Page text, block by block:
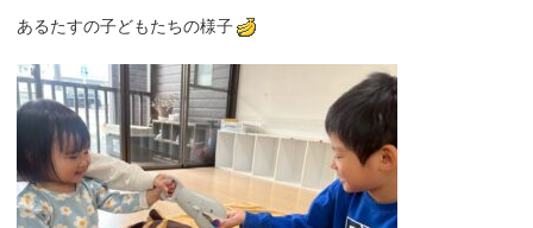
あるたすの子どもたちの様子